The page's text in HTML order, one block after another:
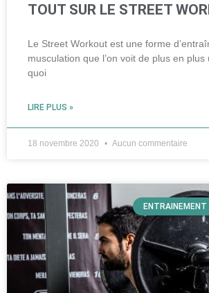
TOUT SUR LE STREET
Le Street Workout est une forme
musculation que l’on voit de plus en plus
quoi
LIRE PLUS »
18 novembre 2020 Aucun commentaire
ENTRAINEMENT